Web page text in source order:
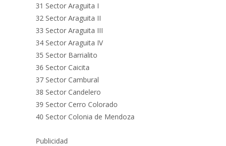
31 Sector Araguita I
32 Sector Araguita II
33 Sector Araguita III
34 Sector Araguita IV
35 Sector Barrialito
36 Sector Caicita
37 Sector Cambural
38 Sector Candelero
39 Sector Cerro Colorado
40 Sector Colonia de Mendoza
Publicidad